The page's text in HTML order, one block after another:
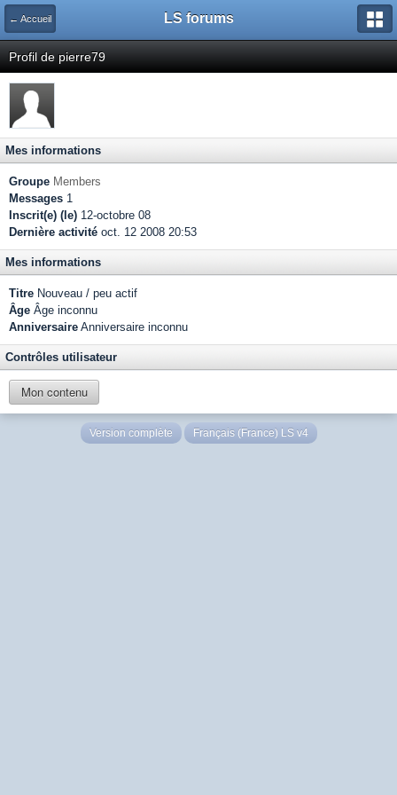
← Accueil LS forums
Profil de pierre79
Mes informations
Groupe Members
Messages 1
Inscrit(e) (le) 12-octobre 08
Dernière activité oct. 12 2008 20:53
Mes informations
Titre Nouveau / peu actif
Âge Âge inconnu
Anniversaire Anniversaire inconnu
Contrôles utilisateur
Mon contenu
Version complète Français (France) LS v4